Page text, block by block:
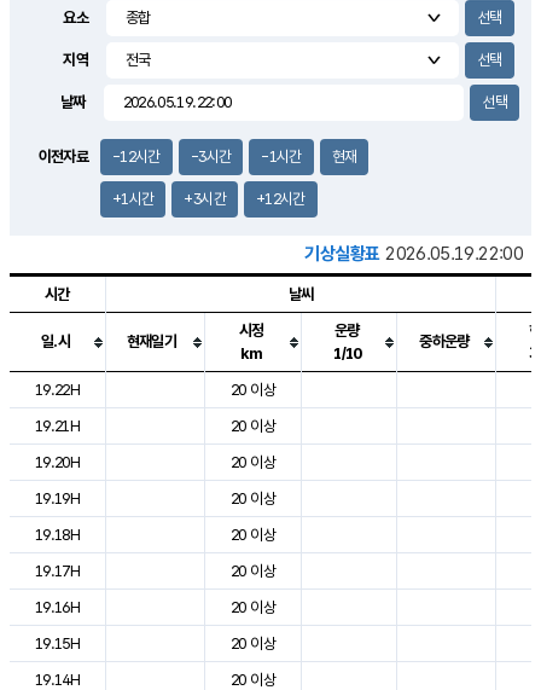
2.1m/s
14.5
요소
지역
날짜
이전자료 -12시간 -3시간 -1시간 현재
+1시간 +3시간 +12시간
기상실황표 2026.05.19.22:00
도시별 기상실황표로 지점, 날씨, 기온, 강수, 바람, 기압등을 안내한 표입
시간 날씨
일.시 현재일기
시정
km
운량
1/10
중하운량
19.22H
20 이상
19.21H
20 이상
19.20H
20 이상
19.19H
20 이상
19.18H
20 이상
19.17H
20 이상
19.16H
20 이상
19.15H
20 이상
19.14H
20 이상